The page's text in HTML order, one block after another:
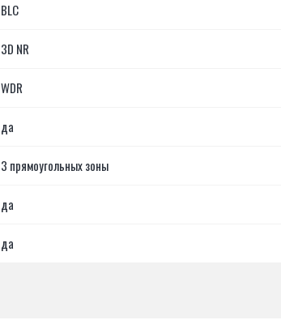
BLC
3D NR
WDR
да
3 прямоугольных зоны
да
да